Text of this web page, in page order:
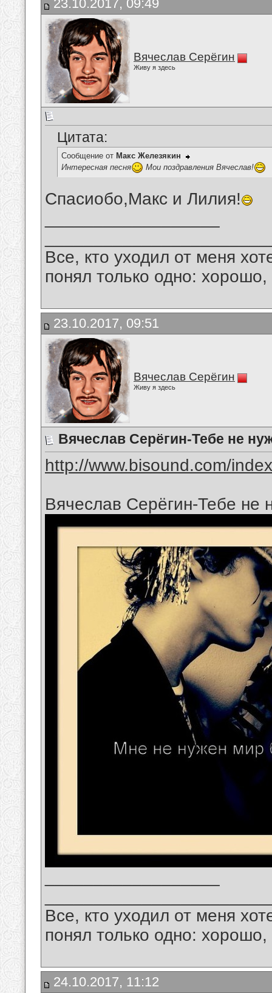
23.10.2017, 09:49
Вячеслав Серёгин
Живу я здесь
Цитата:
Сообщение от Макс Железякин
Интересная песня
Мои поздравления Вячеслав!
Спасиобо,Макс и Лилия!
Все, кто уходил от меня
понял только одно:
23.10.2017, 09:51
Вячеслав Серёгин
Живу я здесь
Вячеслав Серёгин-Тебе не
http://www.bisound.com/
Вячеслав Серёгин-Тебе не
Все, кто уходил от меня
понял только одно:
24.10.2017, 11:12